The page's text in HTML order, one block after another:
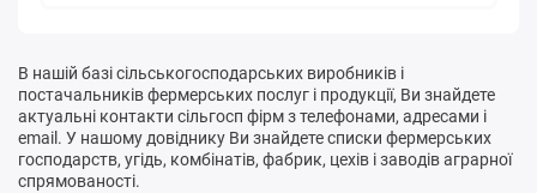
В нашій базі сільськогосподарських виробників і
постачальників фермерських послуг і продукції, Ви знайдете
актуальні контакти сільгосп фірм з телефонами, адресами і
email. У нашому довіднику Ви знайдете списки фермерських
господарств, угідь, комбінатів, фабрик, цехів і заводів аграрної
спрямованості.